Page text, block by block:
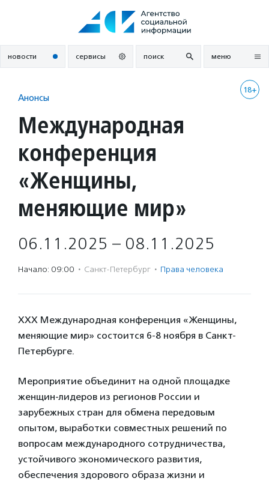
новости сервисы поиск меню
18+
Анонсы
Международная
конференция
«Женщины,
меняющие мир»
06.11.2025 – 08.11.2025
Начало: 09:00 · Санкт-Петербург · Права человека
ХХХ Международная конференция «Женщины,
меняющие мир» состоится 6-8 ноября в Санкт-
Петербурге.
Мероприятие объединит на одной площадке
женщин-лидеров из регионов России и
зарубежных стран для обмена передовым
опытом, выработки совместных решений по
вопросам международного сотрудничества,
устойчивого экономического развития,
обеспечения здорового образа жизни и